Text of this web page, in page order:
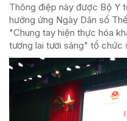
Thông điệp này được Bộ Y
hưởng ứng Ngày Dân số
"Chung tay hiện thực hóa
tương lai tươi sáng" tổ chức